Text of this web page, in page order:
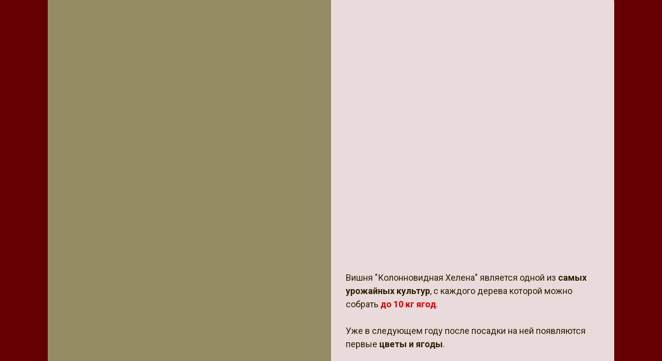
Вишня "Колонновидная Хелена" является одной из самых
урожайных культур, с каждого дерева которой можно
собрать до 10 кг ягод.
Уже в следующем году после посадки на ней появляются
первые цветы и ягоды.